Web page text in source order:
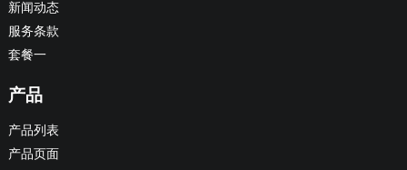
新闻动态
服务条款
套餐一
产品
产品列表
产品页面